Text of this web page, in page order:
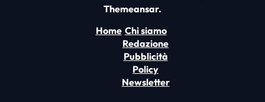
Themeansar.
Home Chi siamo
Redazione
Pubblicità
Policy
Newsletter